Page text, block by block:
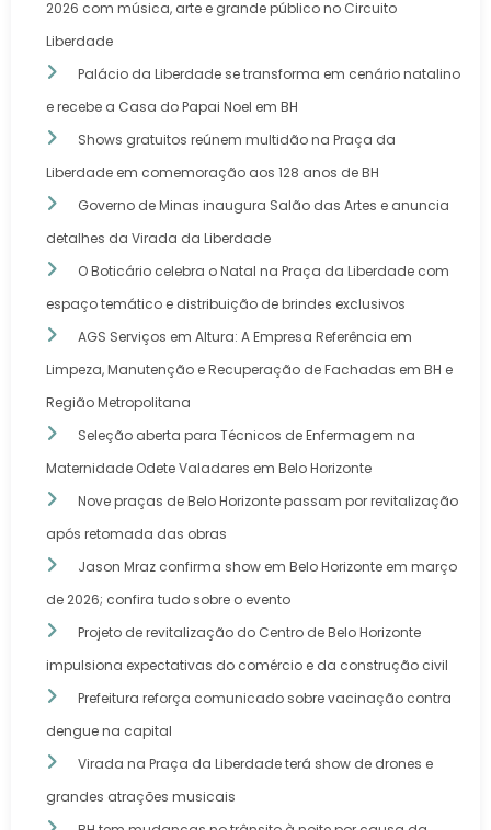
2026 com música, arte e grande público no Circuito
Liberdade
Palácio da Liberdade se transforma em cenário natalino
e recebe a Casa do Papai Noel em BH
Shows gratuitos reúnem multidão na Praça da
Liberdade em comemoração aos 128 anos de BH
Governo de Minas inaugura Salão das Artes e anuncia
detalhes da Virada da Liberdade
O Boticário celebra o Natal na Praça da Liberdade com
espaço temático e distribuição de brindes exclusivos
AGS Serviços em Altura: A Empresa Referência em
Limpeza, Manutenção e Recuperação de Fachadas em BH e
Região Metropolitana
Seleção aberta para Técnicos de Enfermagem na
Maternidade Odete Valadares em Belo Horizonte
Nove praças de Belo Horizonte passam por revitalização
após retomada das obras
Jason Mraz confirma show em Belo Horizonte em março
de 2026; confira tudo sobre o evento
Projeto de revitalização do Centro de Belo Horizonte
impulsiona expectativas do comércio e da construção civil
Prefeitura reforça comunicado sobre vacinação contra
dengue na capital
Virada na Praça da Liberdade terá show de drones e
grandes atrações musicais